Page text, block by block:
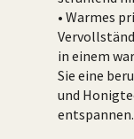
• Warmes
in einem
Sie eine
und
entspannen.